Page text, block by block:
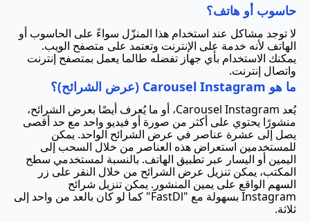
حاسوب أو هاتف؟
لا توجد مشاكل عند استخدام هذا المنزّل سواءً على الحاسوب أو
الهاتف لأنه خدمة على الإنترنت وتعتمد على متصفح الويب.
يمكنك الاستخدام بأي جهاز تفضله طالما يعمل بمتصفح إنترنت
واتصال إنترنت.
ما هو Carousel Instagram (عرض الشرائح)؟
يُعد Carousel Instagram، أو ما يُعرف أيضًا بعرض الشرائح،
منشورًا يحتوي على أكثر من صورة أو فيديو واحد مع حد أقصى
يصل إلى عشرة عناصر في عرض الشرائح الواحد. يمكن
للمستخدمين استعراض هذه العناصر من خلال السحب إلى
اليمين أو اليسار عبر تطبيق الهاتف. بالنسبة لمستخدمي سطح
المكتب، يمكن تنزيل عرض الشرائح من خلال النقر على زر
السهم الواقع على يمين المنشور. يمكن تنزيل شرائح
Instagram بسهولة مع "FastDl" كما لو كان بالعد من واحد إلى
ثلاثة.